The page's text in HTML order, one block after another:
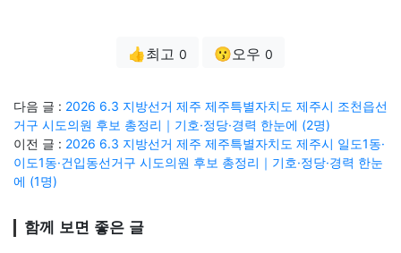
👍최고 0 😗오우 0
다음 글 : 2026 6.3 지방선거 제주 제주특별자치도 제주시 조천읍선
거구 시도의원 후보 총정리｜기호·정당·경력 한눈에 (2명)
이전 글 : 2026 6.3 지방선거 제주 제주특별자치도 제주시 일도1동·
이도1동·건입동선거구 시도의원 후보 총정리｜기호·정당·경력 한눈
에 (1명)
함께 보면 좋은 글